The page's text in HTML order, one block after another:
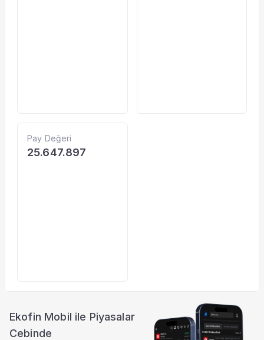
Pay Değeri
25.647.897
Ekofin Mobil ile Piyasalar
Cebinde